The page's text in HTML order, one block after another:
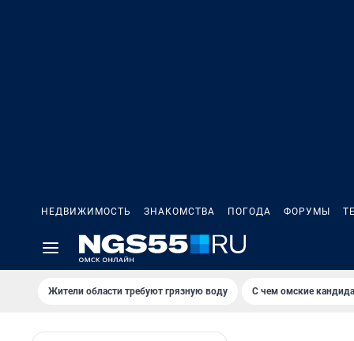
НЕДВИЖИМОСТЬ ЗНАКОМСТВА ПОГОДА ФОРУМЫ
Жители области требуют грязную воду С чем омские